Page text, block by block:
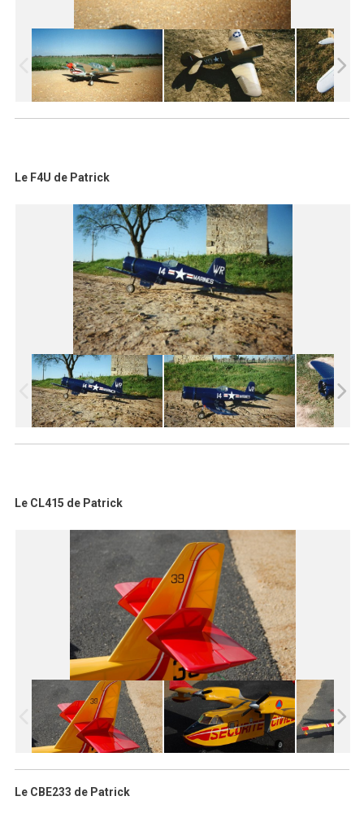
Le F4U de Patrick
Le CL415 de Patrick
Le CBE233 de Patrick